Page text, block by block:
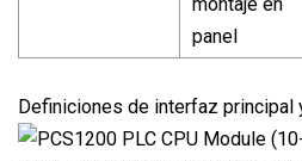
panel
Definiciones de interfaz principal